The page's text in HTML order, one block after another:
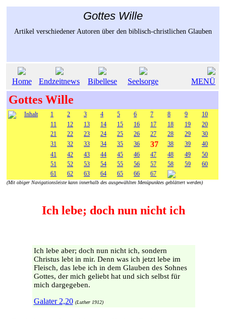
Gottes Wille
Artikel verschiedener Autoren über den biblisch-christlichen Glauben
Home Endzeitnews Bibellese Seelsorge MENÜ
Gottes Wille
Inhalt 1 2 3 4 5 6 7 8 9
10
11
12 13 14 15 16 17 18 19
20
21
22 23 24 25 26 27 28 29
30
31
32 33 34 35 36 37 38 39
40
41
42 43 44 45 46 47 48 49
50
51
52 53 54 55 56 57 58 59
60
61
62 63 64 65 66 67
(Mit obiger Navigationsleiste kann innerhalb des ausgewählten Menüpunktes geblättert werden)
Ich lebe; doch nun nicht ich
Ich lebe aber; doch nun nicht ich, sondern
Christus lebt in mir. Denn was ich jetzt lebe im
Fleisch, das lebe ich in dem Glauben des Sohnes
Gottes, der mich geliebt hat und sich selbst für
mich dargegeben.
Galater 2,20 (Luther 1912)